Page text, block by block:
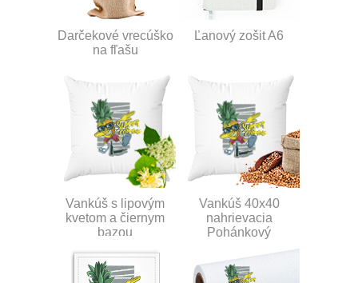
Darčekové vrecúško
na fľašu
Ľanový zošit A6
Vankúš s lipovým
kvetom a čiernym
bazou
Vankúš 40x40
nahrievacia
Pohánkový